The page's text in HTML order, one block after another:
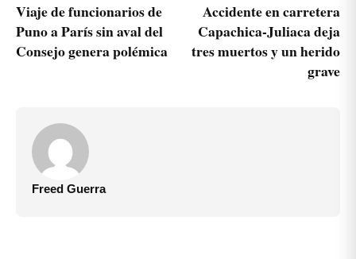
Viaje de funcionarios de
Puno a París sin aval del
Consejo genera polémica
Accidente en carretera
Capachica-Juliaca deja
tres muertos y un herido
grave
Freed Guerra